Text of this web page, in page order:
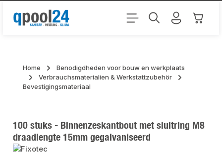
Ga naar de hoofdinhoud
Home
Benodigdheden voor bouw en werkplaats
Verbrauchsmaterialien & Werkstattzubehör
Bevestigingsmateriaal
100 stuks - Binnenzeskantbout met sluitring M8
draadlengte 15mm gegalvaniseerd